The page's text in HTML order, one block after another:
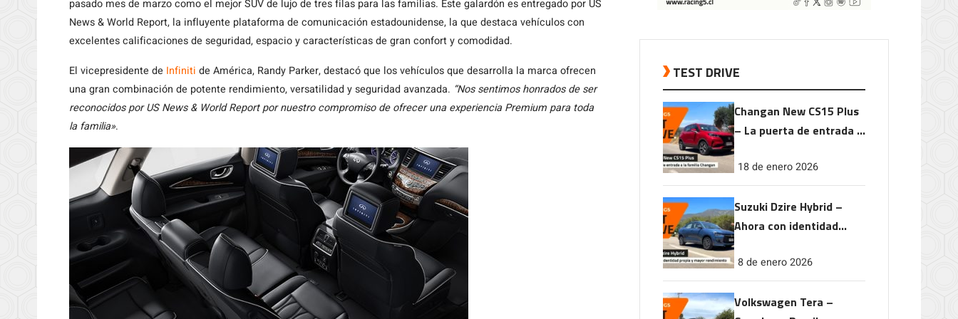
pasado mes de marzo como el mejor SUV de lujo de tres filas para las familias. Este galardón es entregado por US
News & World Report, la influyente plataforma de comunicación estadounidense, la que destaca vehículos con
excelentes calificaciones de seguridad, espacio y características de gran confort y comodidad.
El vicepresidente de Infiniti de América, Randy Parker, destacó que los vehículos que desarrolla la marca ofrecen
una gran combinación de potente rendimiento, versatilidad y seguridad avanzada. “Nos sentimos honrados de ser
reconocidos por US News & World Report por nuestro compromiso de ofrecer una experiencia Premium para toda
la familia».
TEST DRIVE
Changan New CS15 Plus
– La puerta de entrada a
18 de enero 2026
Suzuki Dzire Hybrid –
Ahora con identidad
rendimiento
8 de enero 2026
Volkswagen Tera –